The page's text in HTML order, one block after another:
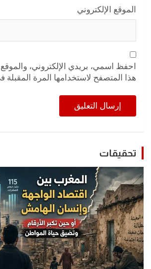
الموقع الإلكتروني
احفظ اسمي، بريدي الإلكتروني،
هذا المتصفح لاستخدامها المرة المقبلة
تحقيقات